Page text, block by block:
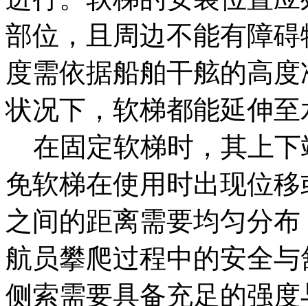
部位，且周边不能有障
度需依据船舶干舷的高
状况下，软梯都能延伸
在固定软梯时，其上下
免软梯在使用时出现位
之间的距离需要均匀分
航员攀爬过程中的安全
侧索需要具备充足的强